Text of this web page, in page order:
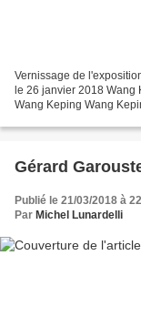
Vernissage de
le 26 janvier 2018
Wang Keping Wang
Gérard
Publié le 21/03/2018 à
Par Michel Lunardelli